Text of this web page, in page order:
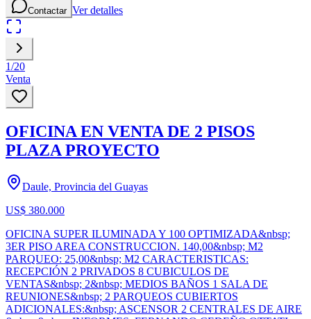
Contactar Ver detalles
1/20
Venta
OFICINA EN VENTA DE 2 PISOS
PLAZA PROYECTO
Daule, Provincia del Guayas
US$ 380.000
OFICINA SUPER ILUMINADA Y 100 OPTIMIZADA&nbsp;
3ER PISO AREA CONSTRUCCION. 140,00&nbsp; M2
PARQUEO: 25,00&nbsp; M2 CARACTERISTICAS:
RECEPCIÓN 2 PRIVADOS 8 CUBICULOS DE
VENTAS&nbsp; 2&nbsp; MEDIOS BAÑOS 1 SALA DE
REUNIONES&nbsp; 2 PARQUEOS CUBIERTOS
ADICIONALES:&nbsp; ASCENSOR 2 CENTRALES DE AIRE